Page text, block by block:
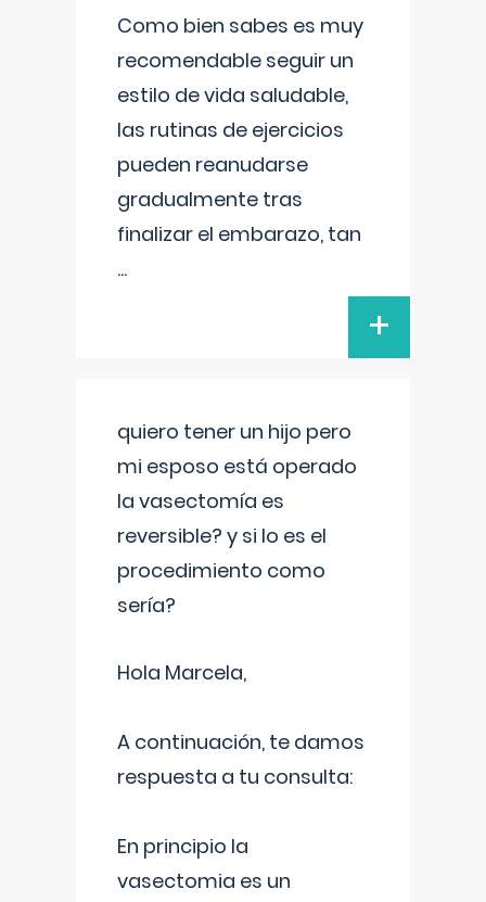
Como bien sabes es muy
recomendable seguir un
estilo de vida saludable,
las rutinas de ejercicios
pueden reanudarse
gradualmente tras
finalizar el embarazo, tan
...
+
quiero tener un hijo pero
mi esposo está operado
la vasectomía es
reversible? y si lo es el
procedimiento como
sería?
Hola Marcela,
A continuación, te damos
respuesta a tu consulta:
En principio la
vasectomia es un